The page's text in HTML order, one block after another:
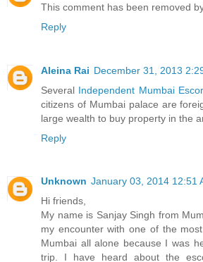
This comment has been removed
Reply
Aleina Rai December 31, 2013
Several Independent Mumbai
citizens of Mumbai palace are
large wealth to buy property in the
Reply
Unknown January 03, 2014 12:51
Hi friends,
My name is Sanjay Singh from
my encounter with one of the
Mumbai all alone because I was
trip. I have heard about the